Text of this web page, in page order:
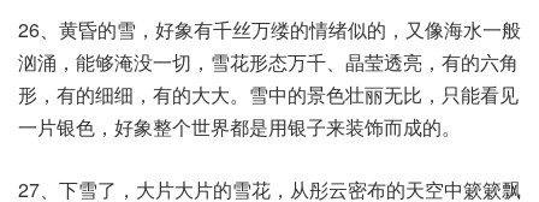
26、黄昏的雪，好象有千丝万缕的情绪似的，又像海水一般
汹涌，能够淹没一切，雪花形态万千、晶莹透亮，有的六角
形，有的细细，有的大大。雪中的景色壮丽无比，只能看见
一片银色，好象整个世界都是用银子来装饰而成的。
27、下雪了，大片大片的雪花，从彤云密布的天空中簌簌飘